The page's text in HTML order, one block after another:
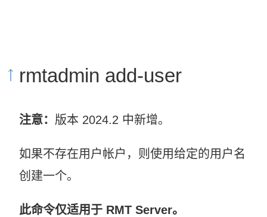
中
rmtadmin add-user
注意： 版本 2024.2 中新增。
如果不存在用户帐户，则使用给定的用户名
创建一个。
此命令仅适用于 RMT Server。